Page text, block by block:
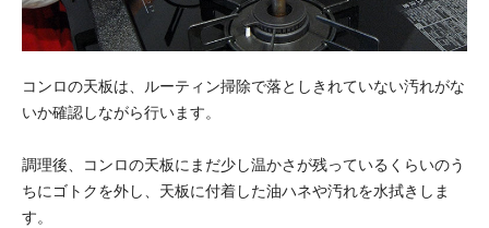
コンロの天板は、ルーティン掃除で落としきれていない汚れがな
いか確認しながら行います。
調理後、コンロの天板にまだ少し温かさが残っているくらいのう
ちにゴトクを外し、天板に付着した油ハネや汚れを水拭きしま
す。